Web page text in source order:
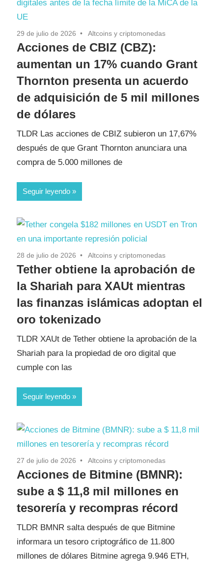
29 de julio de 2026 Altcoins y criptomonedas
Acciones de CBIZ (CBZ):
aumentan un 17% cuando Grant
Thornton presenta un acuerdo
de adquisición de 5 mil millones
de dólares
TLDR Las acciones de CBIZ subieron un 17,67%
después de que Grant Thornton anunciara una
compra de 5.000 millones de
Seguir leyendo
28 de julio de 2026 Altcoins y criptomonedas
Tether obtiene la aprobación de
la Shariah para XAUt mientras
las finanzas islámicas adoptan el
oro tokenizado
TLDR XAUt de Tether obtiene la aprobación de la
Shariah para la propiedad de oro digital que
cumple con las
Seguir leyendo
27 de julio de 2026 Altcoins y criptomonedas
Acciones de Bitmine (BMNR):
sube a $ 11,8 mil millones en
tesorería y recompras récord
TLDR BMNR salta después de que Bitmine
informara un tesoro criptográfico de 11.800
millones de dólares Bitmine agrega 9.946 ETH,